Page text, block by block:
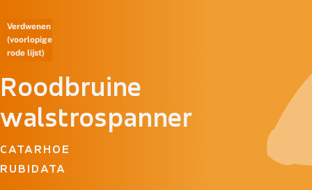
Verdwenen
(voorlopige
rode lijst)
Roodbruine
walstrospanner
CATARHOE
RUBIDATA